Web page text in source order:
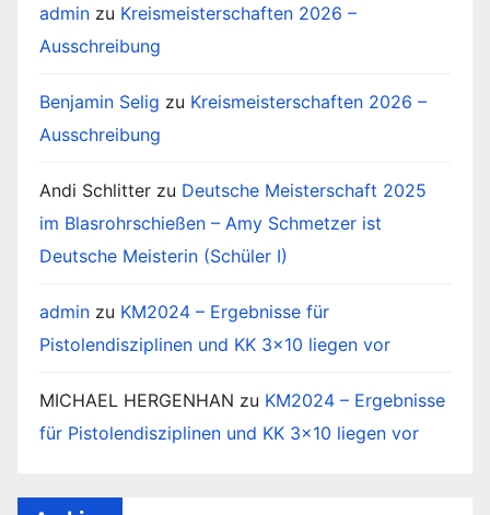
admin zu Kreismeisterschaften 2026 –
Ausschreibung
Benjamin Selig zu Kreismeisterschaften 2026 –
Ausschreibung
Andi Schlitter zu Deutsche Meisterschaft 2025
im Blasrohrschießen – Amy Schmetzer ist
Deutsche Meisterin (Schüler I)
admin zu KM2024 – Ergebnisse für
Pistolendisziplinen und KK 3×10 liegen vor
MICHAEL HERGENHAN zu KM2024 – Ergebnisse
für Pistolendisziplinen und KK 3×10 liegen vor